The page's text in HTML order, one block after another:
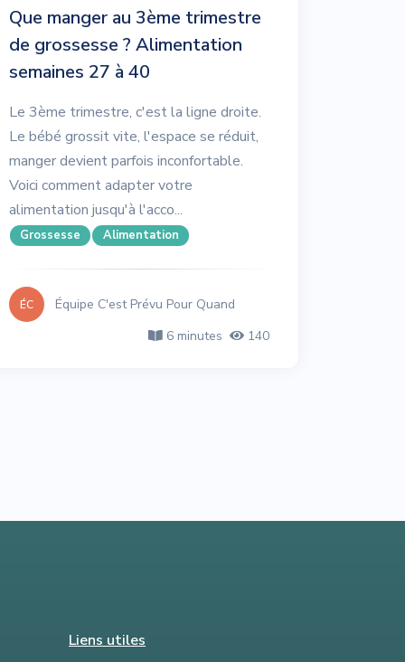
Que manger au 3ème trimestre
de grossesse ? Alimentation
semaines 27 à 40
Le 3ème trimestre, c'est la ligne droite.
Le bébé grossit vite, l'espace se réduit,
manger devient parfois inconfortable.
Voici comment adapter votre
alimentation jusqu'à l'acco...
Grossesse Alimentation
ÉC
Équipe C'est Prévu Pour Quand
6 minutes
140
Liens utiles